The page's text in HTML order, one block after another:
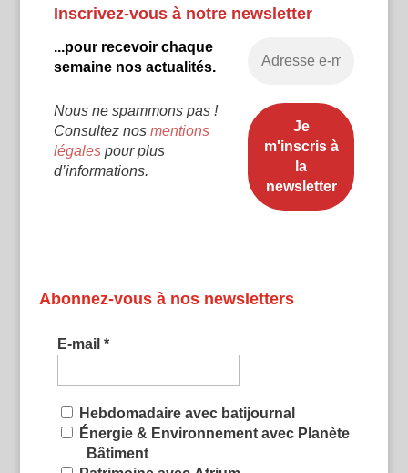
Inscrivez-vous à notre newsletter
...pour recevoir chaque
semaine nos actualités.
Nous ne spammons pas !
Consultez nos mentions
légalespour plus
d’informations.
Abonnez-vous à nos newsletters
E-mail *
Hebdomadaire avec batijournal
Énergie & Environnement avec Planète
Bâtiment